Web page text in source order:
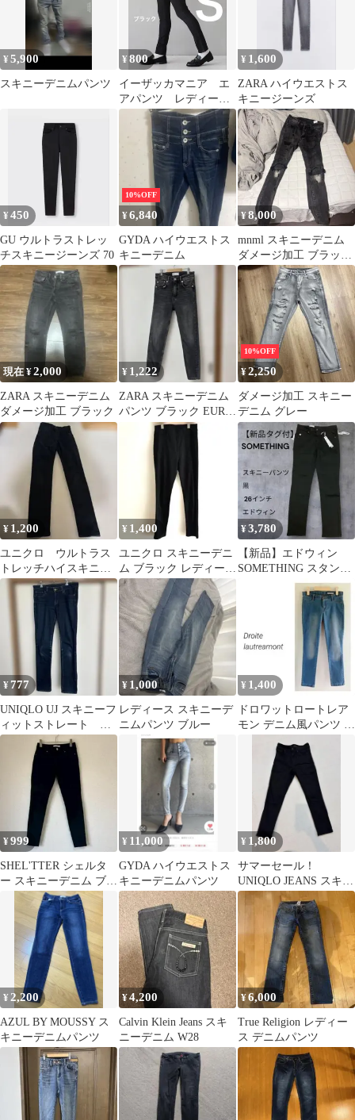
¥5,900
スキニーデニムパンツ
¥800
イーザッカマニア エ
アパンツ レディース
スキニーデニム ブラ
ック S サイズ
¥ 1,600
ZARA ハイウエストス
キニージーンズ
¥450
GU ウルトラストレッ
チスキニージーンズ 70
10%OFF
¥6,840
GYDA ハイウエストス
キニーデニム
¥8,000
mnml スキニーデニム
ダメージ加工 ブラック
28
現在 ¥2,000
ZARA スキニーデニム
ダメージ加工 ブラック
¥ 1,222
ZARA スキニーデニム
パンツ ブラック EUR36
10%OFF
¥2,250
ダメージ加工 スキニー
デニム グレー
¥ 1,200
ユニクロ ウルトラス
トレッチハイスキニー
デニム ブラック
¥ 1,400
ユニクロ スキニーデニ
ム ブラック レディース
Mサイズ
¥3,780
【新品】エドウィン
SOMETHING スタンダ
ードスキニー SKY36 黒
¥ 777
UNIQLO UJ スキニーフ
ィットストレート ミ
ドルライズ 24インチ
¥ 1,000
レディース スキニーデ
ニムパンツ ブルー
¥ 1,400
ドロワットロートレア
モン デニム風パンツ ス
¥999
SHEL'TTER シェルタ
ー スキニーデニム ブラ
ック サイズ26
¥ 11,000
GYDA ハイウエストス
キニーデニムパンツ
¥ 1,800
サマーセール！
UNIQLO JEANS スキニ
ーパンツ ブラック 24イ
¥ 2,200
AZUL BY MOUSSY ス
キニーデニムパンツ
¥4,200
Calvin Klein Jeans スキ
ニーデニム W28
¥6,000
True Religion レディー
ス デニムパンツ